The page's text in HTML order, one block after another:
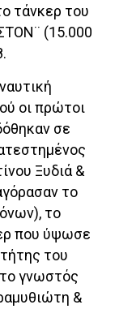
τάνκερ του
(15.000
οι πρώτοι
σε
Ξυδιά &
το
το
που ύψωσε
του
γνωστός
&